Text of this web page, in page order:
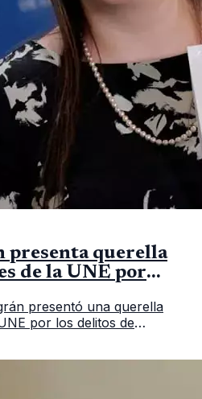
presenta querella
de la UNE por
presentó una querella
por los delitos de